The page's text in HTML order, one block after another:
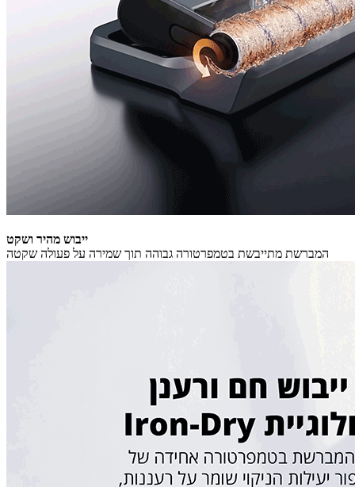
ייבוש מהיר ושקט
המברשת מתייבשת בטמפרטורה גבוהה תוך שמירה על פעולה שקטה